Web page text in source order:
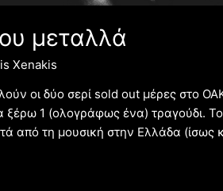
μεταλλά
Xenakis
οι δύο σερί sold out μέρες στο
1 (ολογράφως ένα) τραγούδι.
από τη μουσική στην Ελλάδα (ίσως